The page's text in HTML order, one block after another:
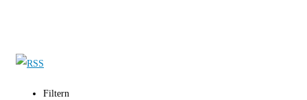
Filtern